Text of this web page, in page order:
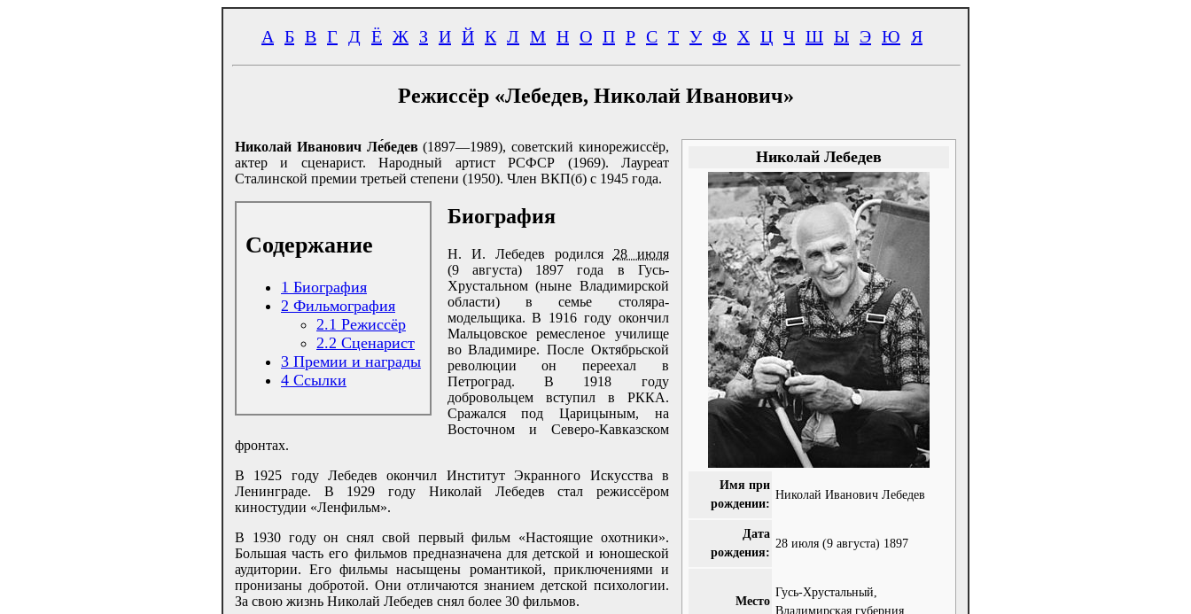
А Б В Г Д Ё Ж З И Й К Л М Н О П Р С Т У Ф Х Ц Ч Ш Ы Э Ю Я
Режиссёр «Лебедев, Николай Иванович»
Николай Лебедев
Имя при
рождении:
Николай Иванович Лебедев
Дата
рождения:
28 июля (9 августа) 1897
Место
Гусь-Хрустальный,
Владимирская губерния,
Николай Иванович Ле́бедев (1897—1989), советский кинорежиссёр,
актер и сценарист. Народный артист РСФСР (1969). Лауреат
Сталинской премии третьей степени (1950). Член ВКП(б) с 1945 года.
Содержание
1 Биография
2 Фильмография
2.1 Режиссёр
2.2 Сценарист
3 Премии и награды
4 Ссылки
Биография
Н. И. Лебедев родился 28 июля
(9 августа) 1897 года в Гусь-
Хрустальном (ныне Владимирской
области) в семье столяра-
модельщика. В 1916 году окончил
Мальцовское ремесленое училище
во Владимире. После Октябрьской
революции он переехал в
Петроград. В 1918 году
добровольцем вступил в РККА.
Сражался под Царицыным, на
Восточном и Северо-Кавказском
фронтах.
В 1925 году Лебедев окончил Институт Экранного Искусства в
Ленинграде. В 1929 году Николай Лебедев стал режиссёром
киностудии «Ленфильм».
В 1930 году он снял свой первый фильм «Настоящие охотники».
Большая часть его фильмов предназначена для детской и юношеской
аудитории. Его фильмы насыщены романтикой, приключениями и
пронизаны добротой. Они отличаются знанием детской психологии.
За свою жизнь Николай Лебедев снял более 30 фильмов.